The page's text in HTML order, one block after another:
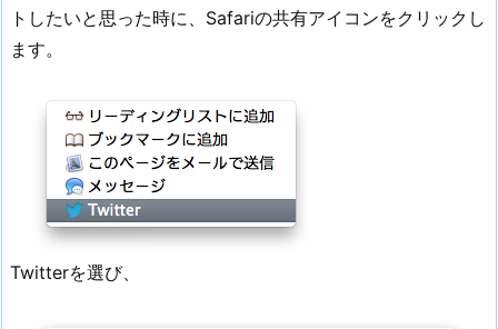
トしたいと思った時に、Safariの共有アイコンをクリックし
ます。
Twitterを選び、